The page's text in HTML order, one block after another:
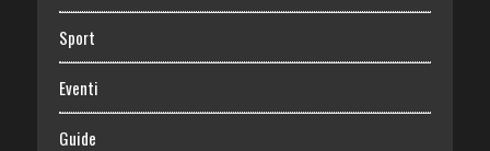
Sport
Eventi
Guide